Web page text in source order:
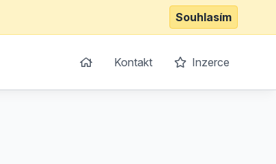
Souhlasím
Kontakt Inzerce